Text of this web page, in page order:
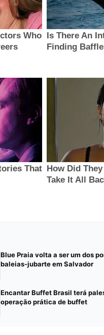
Blue Praia volta a ser um dos
baleias-jubarte em Salvador
Encantar Buffet Brasil terá
operação prática de buffet